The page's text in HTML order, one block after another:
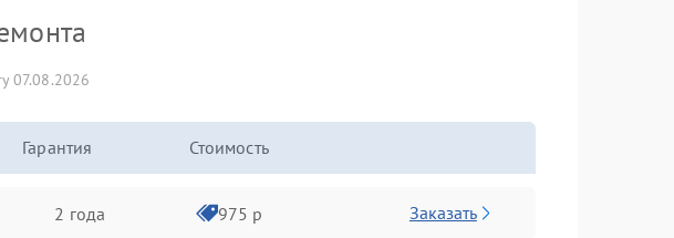
07.08.2026
Гарантия Стоимость
2 года 975 р Заказать